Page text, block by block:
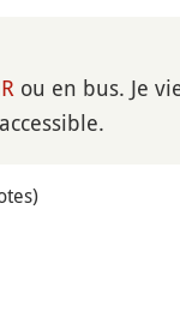
ou en bus. Je